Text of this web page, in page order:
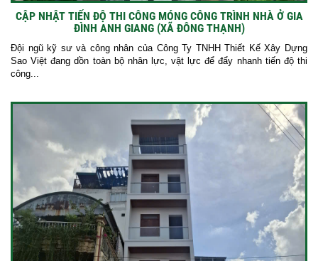
CẬP NHẬT TIẾN ĐỘ THI CÔNG MÓNG CÔNG TRÌNH NHÀ Ở GIA
ĐÌNH ANH GIANG (XÃ ĐÔNG THẠNH)
Đội ngũ kỹ sư và công nhân của Công Ty TNHH Thiết Kế Xây Dựng
Sao Việt đang dồn toàn bộ nhân lực, vật lực để đẩy nhanh tiến độ thi
công...